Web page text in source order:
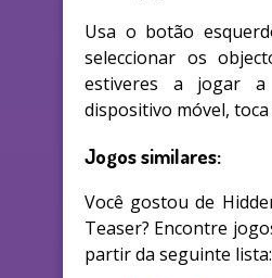
Usa o botão
seleccionar os
estiveres a jogar
dispositivo móvel,
Jogos similares:
Você gostou de
Teaser? Encontre
partir da seguinte lista: